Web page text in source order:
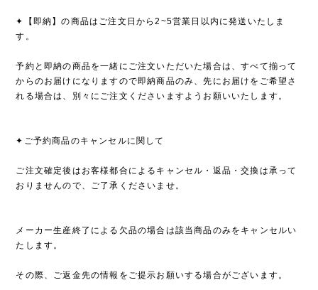
✦【即納】の商品はご注文日から2~5営業日以内に発送いたしま
す。
予約と即納の商品を一緒にご注文いただいた場合は、すべて揃って
からのお届けになりますので即納商品のみ、先にお届けをご希望さ
れる場合は、別々にご注文くださいますようお願いいたします。
✦ご予約商品のキャンセルに関して
ご注文確定後はお客様都合によるキャンセル・返品・交換は承って
おりませんので、ご了承くださいませ。
メーカー生産終了による欠品の場合は該当商品のみをキャンセルい
たします。
その際、ご返金先の情報をご提示お願いする場合がございます。